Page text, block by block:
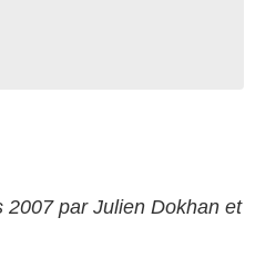
par Julien Dokhan et